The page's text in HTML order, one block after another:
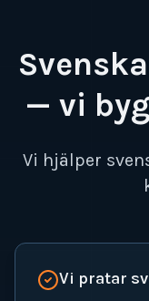
— vi
Vi hjälper
Vi pratar